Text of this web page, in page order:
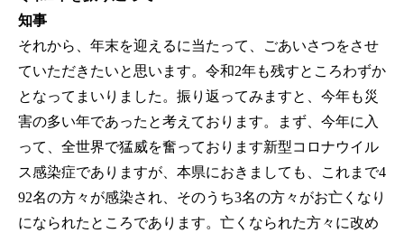
知事
それから、年末を迎えるに当たって、ごあいさつをさせ
ていただきたいと思います。令和2年も残すところわずか
となってまいりました。振り返ってみますと、今年も災
害の多い年であったと考えております。まず、今年に入
って、全世界で猛威を奮っております新型コロナウイル
ス感染症でありますが、本県におきましても、これまで4
92名の方々が感染され、そのうち3名の方々がお亡くなり
になられたところであります。亡くなられた方々に改め